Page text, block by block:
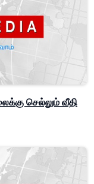
செல்லும் வீதி